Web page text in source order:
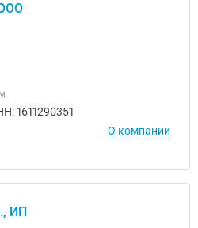
1611290351
О компании
ИП